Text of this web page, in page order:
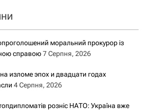
моральний прокурор із
справою7 Серпня, 2026
изломе эпох и двадцати годах
4 Серпня, 2026
розніс НАТО: Україна вже